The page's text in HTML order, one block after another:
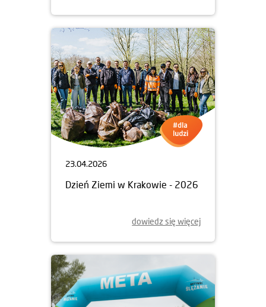
23.04.2026
Dzień Ziemi w Krakowie - 2026
dowiedz się więcej